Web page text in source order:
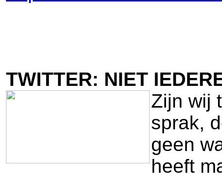
TWITTER: NIET
Zijn wij
sprak,
geen
heeft